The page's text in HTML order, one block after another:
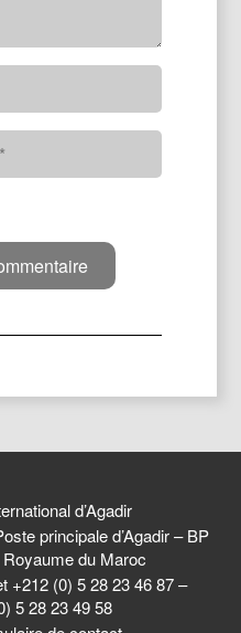
d’Agadir
principale d’Agadir – BP
du Maroc
+212 (0) 5 28 23 46 87 –
5 28 23 49 58